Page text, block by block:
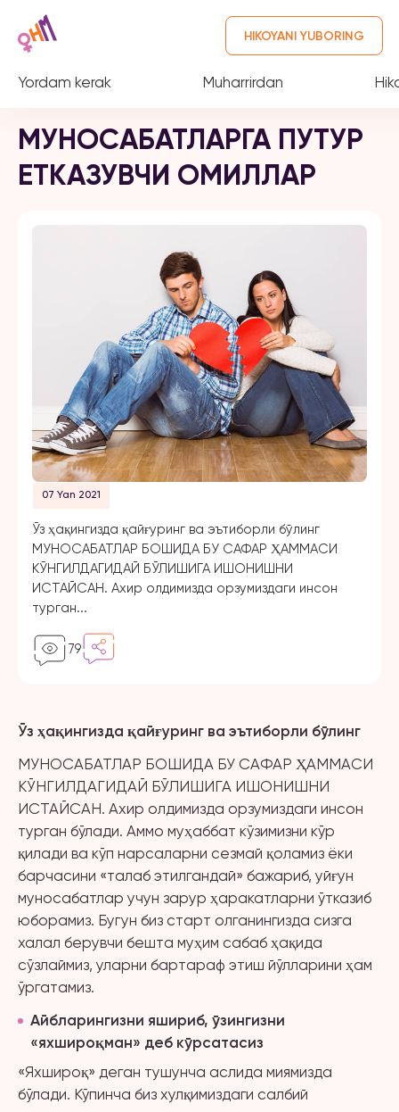
Yordam kerak Muharrirdan
HIKOYANI YUBORING
МУНОСАБАТЛАРГА ПУТУР
ЕТКАЗУВЧИ ОМИЛЛАР
07 Yan 2021
Ўз ҳақингизда қайғуринг ва эътиборли бўлинг
МУНОСАБАТЛАР БОШИДА БУ САФАР ҲАММАСИ
КЎНГИЛДАГИДАЙ БЎЛИШИГА ИШОНИШНИ
ИСТАЙСАН. Ахир олдимизда орзумиздаги инсон
турган...
79
Ўз ҳақингизда қайғуринг ва эътиборли бўлинг
МУНОСАБАТЛАР БОШИДА БУ САФАР ҲАММАСИ
КЎНГИЛДАГИДАЙ БЎЛИШИГА ИШОНИШНИ
ИСТАЙСАН. Ахир олдимизда орзумиздаги инсон
турган бўлади. Аммо муҳаббат кўзимизни кўр
қилади ва кўп нарсаларни сезмай қоламиз ёки
барчасини «талаб этилгандай» бажариб, уйғун
муносабатлар учун зарур ҳаракатларни ўтказиб
юборамиз. Бугун биз старт олганингизда сизга
халал берувчи бешта муҳим сабаб ҳақида
сўзлаймиз, уларни бартараф этиш йўлларини ҳам
ўргатамиз.
Айбларингизни яшириб, ўзингизни
«яхшироқман» деб кўрсатасиз
«Яхшироқ» деган тушунча аслида миямизда
бўлади. Кўпинча биз хулқимиздаги салбий